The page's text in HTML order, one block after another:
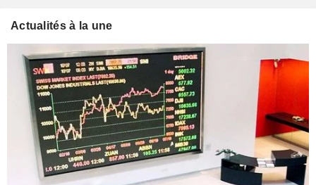
Actualités à la une